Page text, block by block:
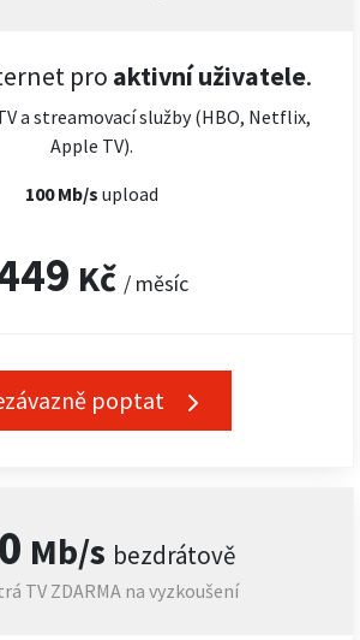
pro aktivní uživatele.
a streamovací služby (HBO, Netflix,
Apple TV).
100 Mb/s upload
Kč / měsíc
poptat
Mb/s bezdrátově
TV ZDARMA na vyzkoušení